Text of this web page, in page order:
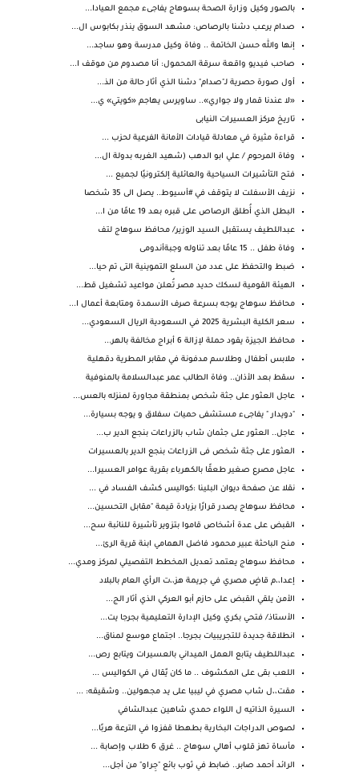
بالصور وكيل وزارة الصحة بسوهاج يفاجىء مجمع العيادا...
صدام يرعـب دشنا بالرصاص: مشهد السوق ينذر بكابوس ال...
إنها والله حسن الخاتمة .. وفاة وكيل مدرسة وهو ساجد...
صاحب فيديو واقعة سرقة المحمول: أنا مصدوم من موقف ا...
أول صورة حصرية لـ"صدام" دشنا الذي أثار حالة من الذ...
«لا عندنا قمار ولا جواري».. ساويرس يهاجم «كويتي» ي...
تاريخ مركز العسيرات النيابى
قراءة مثيرة في معادلة قيادات الأمانة الفرعية لحزب ...
وفاة المرحوم / علي ابو الدهب (شهيد الغربه بدولة ال...
فتح التأشيرات السياحية والعائلية إلكترونيًا لجميع ...
نزيف الأسفلت لا يتوقف في #أسيوط.. يصل الى 35 شخصا
البطل الذي أُطلق الرصاص على قبره بعد 19 عامًا من ا...
عبداللطيف يستقبل السيد الوزير/ محافظ سوهاج لتف
وفاة طفل .. 15 عامًا بعد تناوله وجبةأندومى
ضبط والتحفظ على عدد من السلع التموينية التى تم حيا...
الهيئة القومية لسكك حديد مصر تُعلن مواعيد تشغيل قط...
محافظ سوهاج يوجه بسرعة صرف الأسمدة ومتابعة أعمال ا...
سعر الكلية البشرية 2025 في السعودية الريال السعودي...
محافظ الجيزة يقود حملة لإزالة 6 أبراج مخالفة بالهر...
ملابس أطفال وطلاسم مدفونة في مقابر المطرية دقهلية
سقط بعد الأذان.. وفاة الطالب عمر عبدالسلامة بالمنوفية
عاجل العثور على جثة شخص بمنطقة مجاورة لمنزله بالعس...
"دويدار " يفاجىء مستشفى حميات سفلاق و يوجه بسيارة...
عاجل.. العثور على جثمان شاب بالزراعات بنجع الدير ب...
العثور على جثة شخص فى الزراعات بنجع الدير بالعسيرات
عاجل مصرع صغير طعقًا بالكهرباء بقرية عوامر العسيرا...
نقلا عن صفحة ديوان البلينا :كواليس كشف الفساد في ...
محافظ سوهاج يصدر قرارًا بزيادة قيمة "مقابل التحسين...
القبض على عدة أشخاص قاموا بتزوير تأشيرة للنائبة سح...
منح الباحثة عبير محمود فاضل الهمامي ابنة قرية الرئ...
محافظ سوهاج يعتمد تعديل المخطط التفصيلي لمركز ومدي...
إعدا،،م قاضٍ مصري في جريمة هز،،ت الرأي العام بالبلاد
الأمن يلقي القبض على حازم أبو العركي الذي أثار الج...
الأستاذ/ فتحي بكري وكيل الإدارة التعليمية بجرجا يت...
انطلاقة جديدة للتجريبيات بجرجا.. اجتماع موسع لمناق...
عبداللطيف يتابع العمل الميداني بالعسيرات ويتابع رص...
اللعب بقى على المكشوف .. ما كان يٌقال في الكواليس ...
مقت،،ل شاب مصري في ليبيا على يد مجهولين.. وشقيقه: ...
السيرة الذاتيه ل اللواء حمدي شاهين عبدالشافي
لصوص الدراجات البخارية بطهطا قفزوا في الترعة هربًا...
مأساة تهز قلوب أهالي سوهاج .. غرق 6 طلاب وإصابة ...
الرائد أحمد صابر.. ضابط في ثوب بائع "جِراو" من أجل...